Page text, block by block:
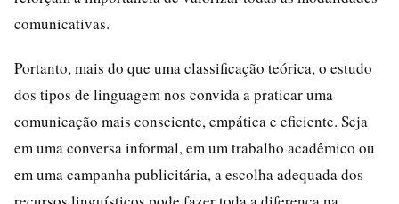
comunicativas.
Portanto, mais do que uma classificação teórica, o estudo
dos tipos de linguagem nos convida a praticar uma
comunicação mais consciente, empática e eficiente. Seja
em uma conversa informal, em um trabalho acadêmico ou
em uma campanha publicitária, a escolha adequada dos